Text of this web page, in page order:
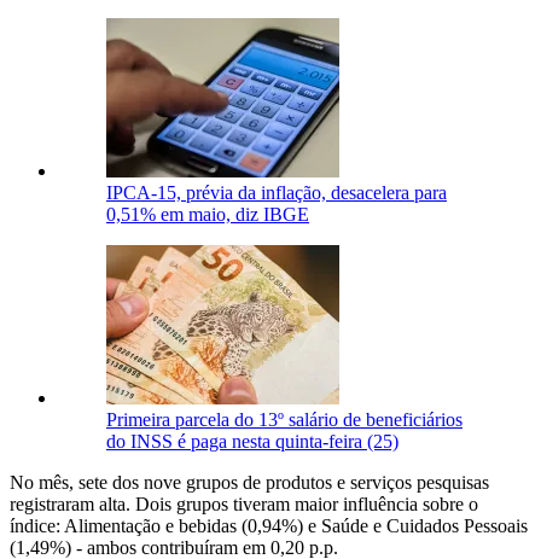
IPCA-15, prévia da inflação, desacelera para
0,51% em maio, diz IBGE
Primeira parcela do 13º salário de beneficiários
do INSS é paga nesta quinta-feira (25)
No mês, sete dos nove grupos de produtos e serviços pesquisas
registraram alta. Dois grupos tiveram maior influência sobre o
índice: Alimentação e bebidas (0,94%) e Saúde e Cuidados Pessoais
(1,49%) - ambos contribuíram em 0,20 p.p.